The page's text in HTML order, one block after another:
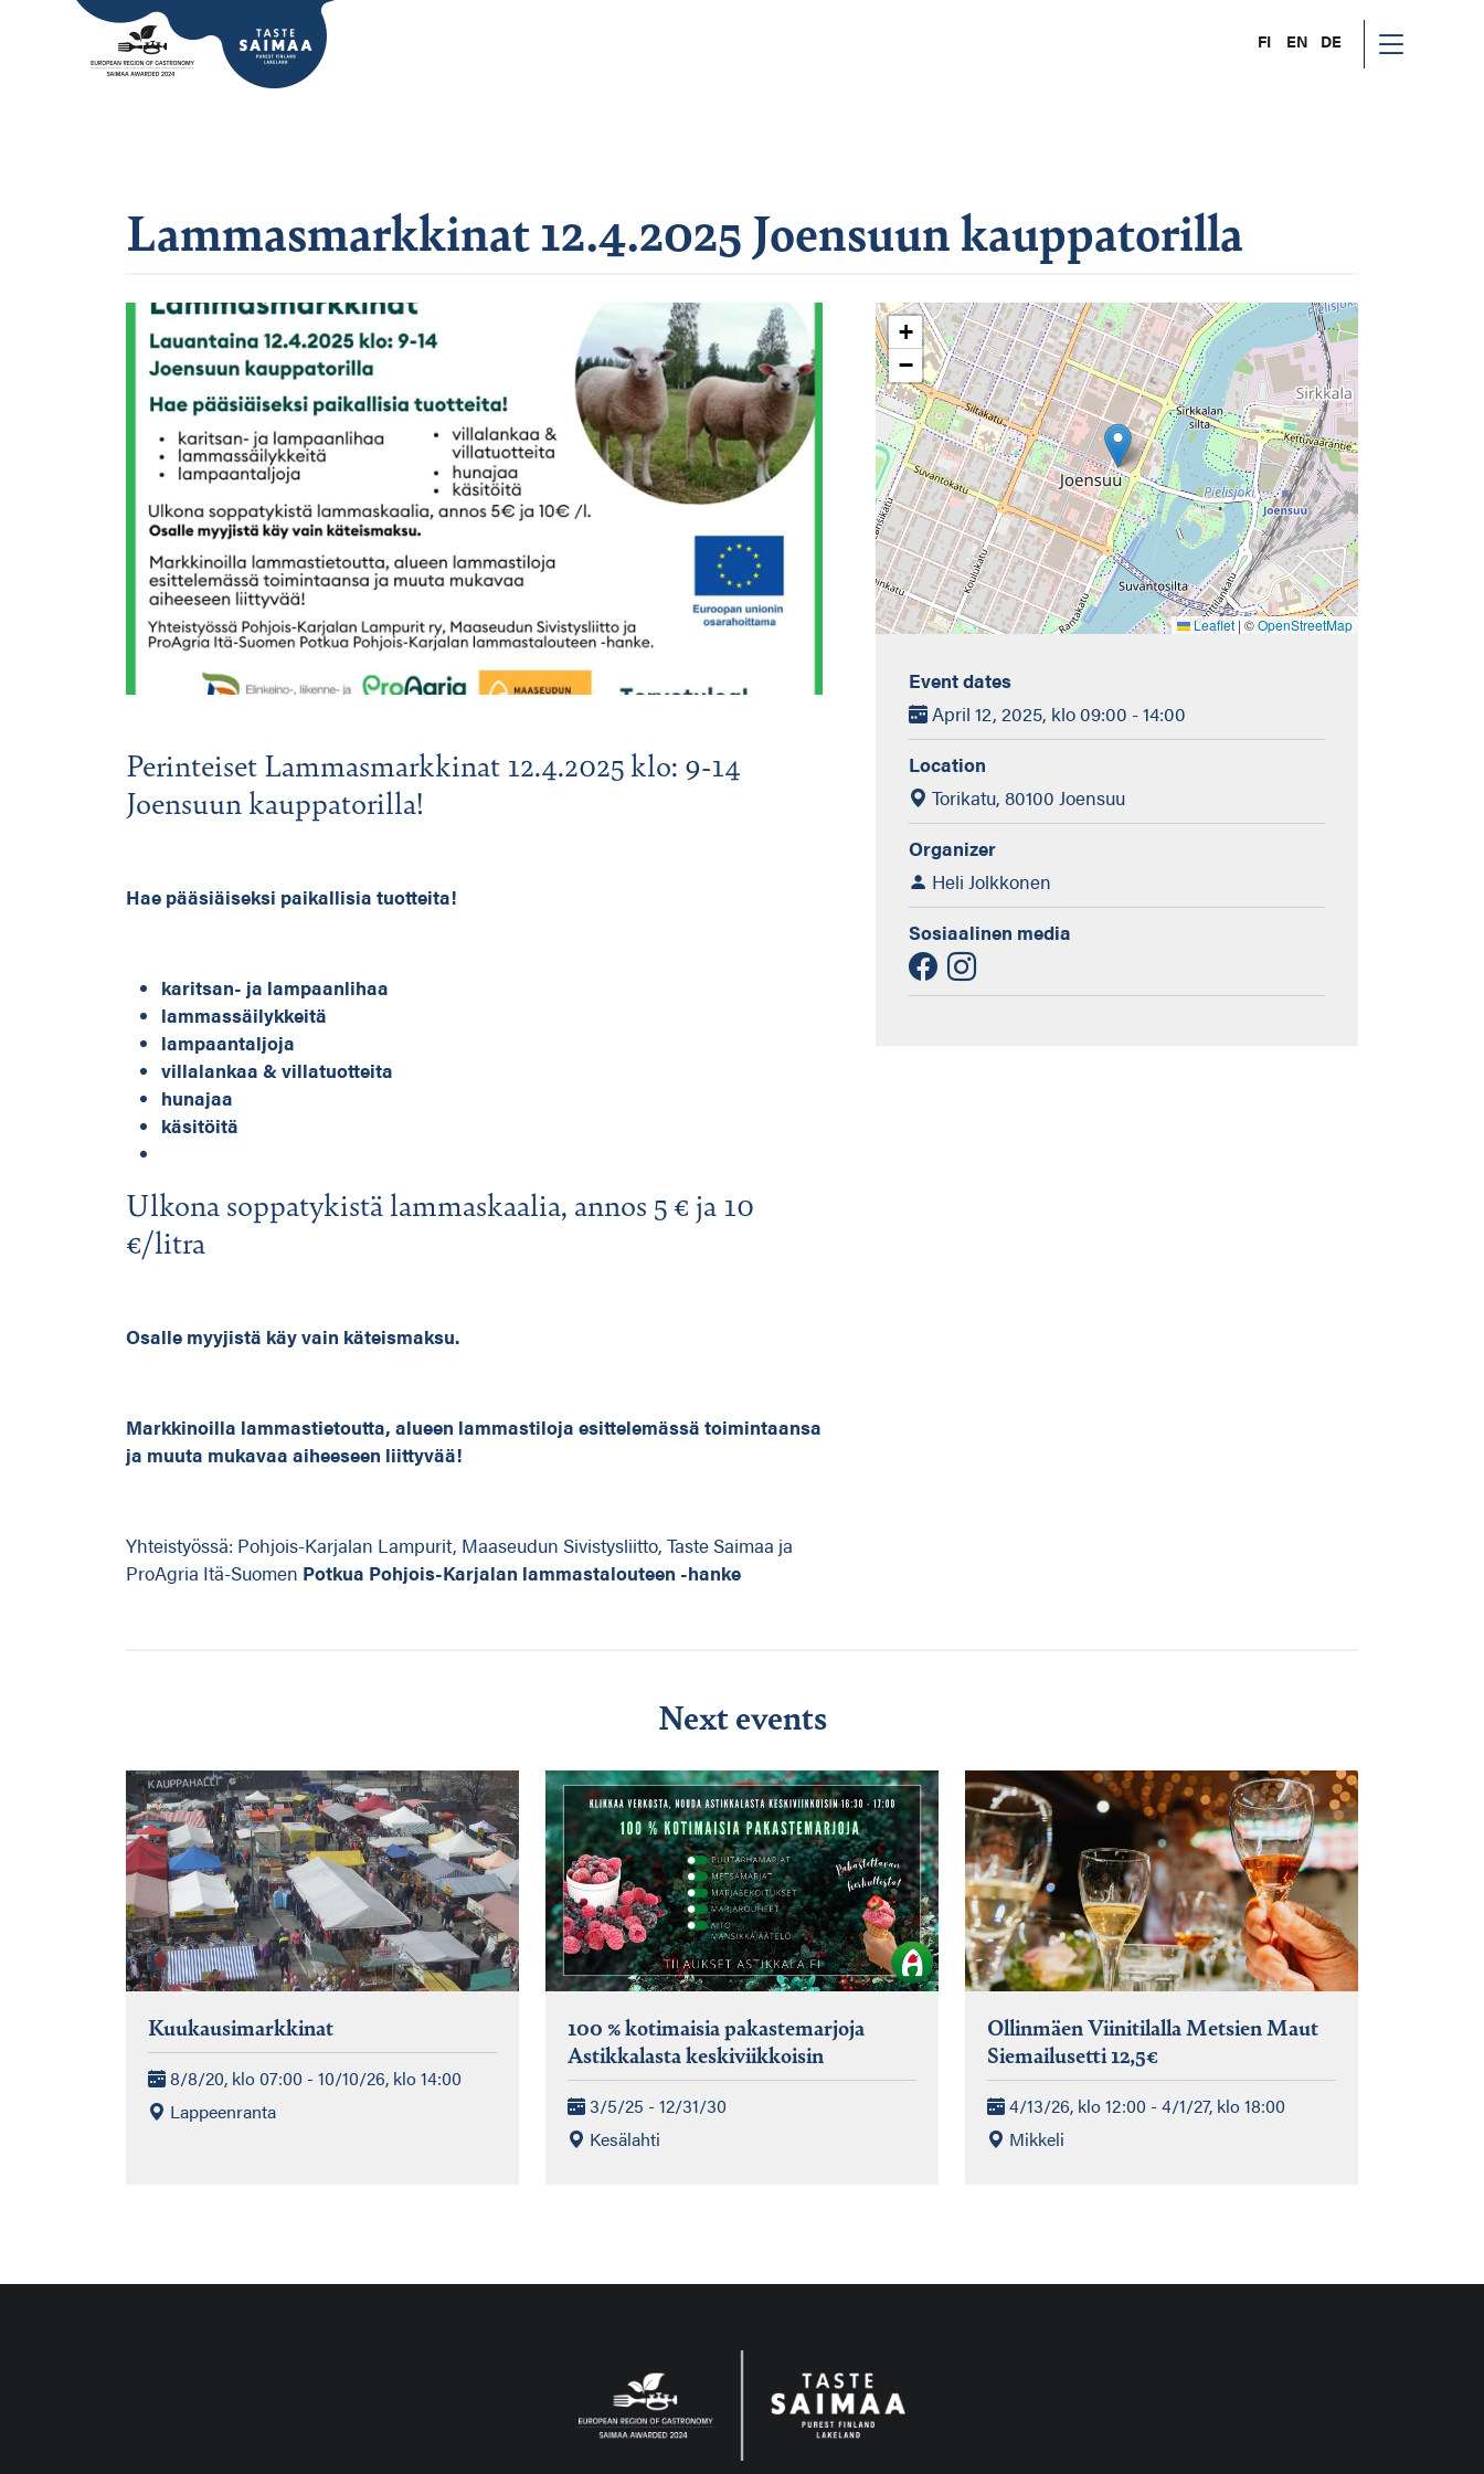
FI EN DE
Lammasmarkkinat 12.4.2025 Joensuun kauppatorilla
Perinteiset Lammasmarkkinat 12.4.2025 klo: 9-14
Joensuun kauppatorilla!
Hae pääsiäiseksi paikallisia tuotteita!
karitsan- ja lampaanlihaa
lammassäilykkeitä
lampaantaljoja
villalankaa & villatuotteita
hunajaa
käsitöitä
Ulkona soppatykistä lammaskaalia, annos 5 € ja 10
€/litra
Osalle myyjistä käy vain käteismaksu.
Markkinoilla lammastietoutta, alueen lammastiloja esittelemässä toimintaansa
ja muuta mukavaa aiheeseen liittyvää!
Yhteistyössä: Pohjois-Karjalan Lampurit, Maaseudun Sivistysliitto, Taste Saimaa ja
ProAgria Itä-Suomen Potkua Pohjois-Karjalan lammastalouteen -hanke
+
−
Leaflet | ©OpenStreetMap
Event dates
April 12, 2025, klo 09:00 - 14:00
Location
Torikatu, 80100 Joensuu
Organizer
Heli Jolkkonen
Sosiaalinen media
Next events
Kuukausimarkkinat
8/8/20, klo 07:00 - 10/10/26, klo 14:00
Lappeenranta
100 % kotimaisia pakastemarjoja
Astikkalasta keskiviikkoisin
3/5/25 - 12/31/30
Kesälahti
Ollinmäen Viinitilalla Metsien Maut
Siemailusetti 12,5€
4/13/26, klo 12:00 - 4/1/27, klo 18:00
Mikkeli